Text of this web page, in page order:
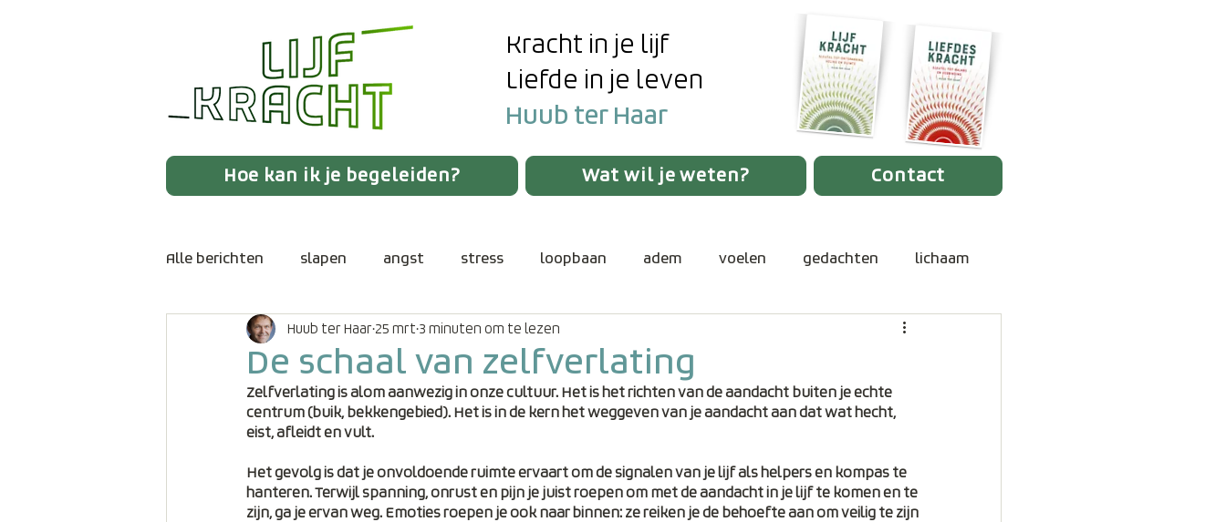
Kracht in je lijf
Liefde in je leven
Huub ter Haar
Hoe kan ik je begeleiden? Wat wil je weten? Contact
Alle berichten slapen angst stress loopbaan adem voelen gedachten lichaam
huidhonger boosheid verbinding authentiek gedrag trauma
eenzaamheid intuïtie spanning communicatie aanwezigheid lichaamsbewustzijn
ontspannen pijn
De schaal van zelfverlating
Huub ter Haar25 mrt 3 minuten om te lezen
Zelfverlating is alom aanwezig in onze cultuur. Het is het richten van de aandacht buiten je echte
centrum (buik, bekkengebied). Het is in de kern het weggeven van je aandacht aan dat wat hecht,
eist, afleidt en vult.
Het gevolg is dat je onvoldoende ruimte ervaart om de signalen van je lijf als helpers en kompas te
hanteren. Terwijl spanning, onrust en pijn je juist roepen om met de aandacht in je lijf te komen en te
zijn, ga je ervan weg. Emoties roepen je ook naar binnen: ze reiken je de behoefte aan om veilig te zijn